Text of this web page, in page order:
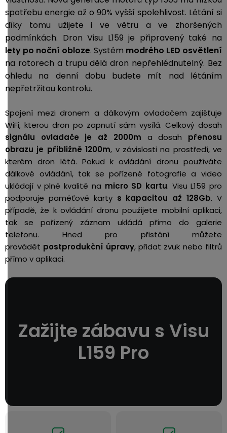
spotřebu energie až o 90% vyšší spolehlivost. Létání si
díky tomu užijete i ve větru a ve zhoršených
podmínkách. Dron Visu L159 je připravený také na
lety po noční obloze. Systém modrého LED osvětlení
na rotorech a trupu dělá dron nepřehlédnutelný. Bez
ohledu na denní dobu budete mít nad létáním
nepřetržitou kontrolu.
Spojení mezi dronem a dálkovým ovladačem zajišťuje
WiFi, kterou dron po zapnutí sám vysílá. Celkový dosah
signálu ovladače je až 2000m a dosah přenosu
obrazu je přibližně 1200m, v závislosti na prostředí, ve
kterém dron létá. Pokud k ovládání dronu používáte
dálkové ovládání, tak se pořízené fotografie a video
ukládají v plné kvalitě na micro SD kartu. Visu L159 pro
podporuje paměťové karty s kapacitou až 128Gb. V
případě, že k ovládání dronu použijete mobilní aplikaci,
tak se pořízený záznam ukládá přímo do galerie
telefonu. Hned pro přistání můžete
provádět postprodukční úpravy, přidat zvuk nebo filtrů
přímo v aplikaci.
Zažijte zábavu s Visu
L159 Pro